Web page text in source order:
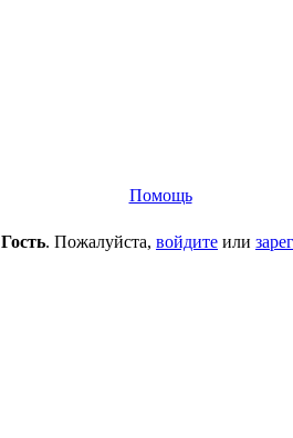
Помощь
Гость. Пожалуйста, войдите или